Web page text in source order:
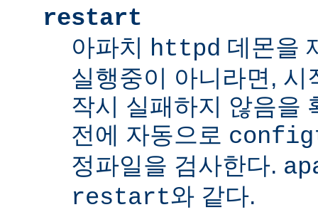
restart
아파치 httpd 데몬을
실행중이 아니라면, 시
작시 실패하지 않음을
전에 자동으로
정파일을 검사한다.
restart와 같다.